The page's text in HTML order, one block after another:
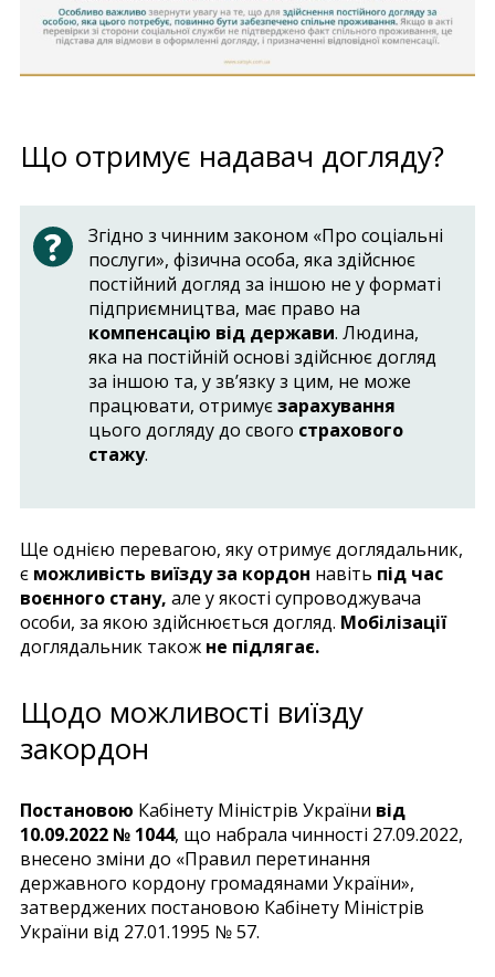
Що отримує надавач догляду?
Згідно з чинним законом «Про соціальні
послуги», фізична особа, яка здійснює
постійний догляд за іншою не у форматі
підприємництва, має право на
компенсацію від держави. Людина,
яка на постійній основі здійснює догляд
за іншою та, у зв’язку з цим, не може
працювати, отримуєзарахування
цього догляду до свого страхового
стажу.
Ще однією перевагою, яку отримує доглядальник,
є можливість виїзду за кордон навіть під час
воєнного стану, але у якості супроводжувача
особи, за якою здійснюється догляд. Мобілізації
доглядальник також не підлягає.
Щодо можливості виїзду
закордон
Постановою Кабінету Міністрів України від
10.09.2022 № 1044, що набрала чинності 27.09.2022,
внесено зміни до «Правил перетинання
державного кордону громадянами України»,
затверджених постановою Кабінету Міністрів
України від 27.01.1995 № 57.